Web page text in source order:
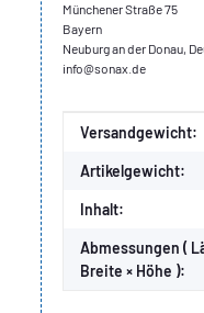
Münchener Straße 75
Bayern
Neuburg an der Donau,
info@sonax.de
Wert
Versandgewicht:
Artikelgewicht:
Inhalt:
Abmessungen (
Breite × Höhe ):